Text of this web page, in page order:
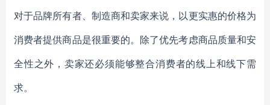
对于品牌所有者、制造商和卖家来说，以更实惠的价格为
消费者提供商品是很重要的。除了优先考虑商品质量和安
全性之外，卖家还必须能够整合消费者的线上和线下需
求。